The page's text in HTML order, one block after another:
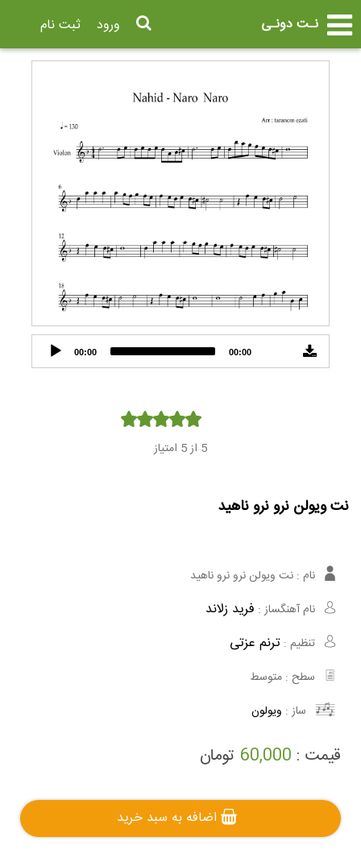
نـت دونـی ثبت نام ورود
Audio
Player
00:00 00:00
5 از 5 امتیاز
نت ویولن نرو نرو ناهید
نام : نت ویولن نرو نرو ناهید
نام آهنگساز : فرید زلاند
تنظیم : ترنم عزتی
سطح : متوسط
ساز : ویولون
قیمت : 60,000 تومان
اضافه به سبد خرید